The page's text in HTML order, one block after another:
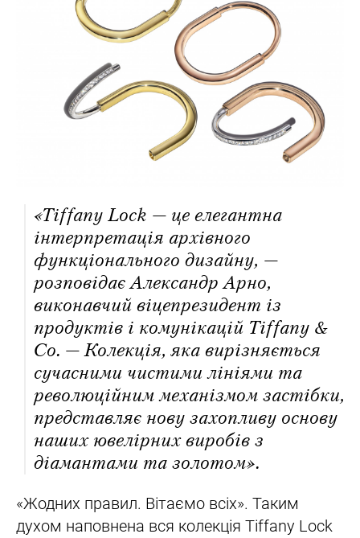
«Tiffany Lock — це елегантна
інтерпретація архівного
функціонального дизайну, —
розповідає Александр Арно,
виконавчий віцепрезидент із
продуктів і комунікацій Tiffany &
Co. — Колекція, яка вирізняється
сучасними чистими лініями та
революційним механізмом застібки,
представляє нову захопливу основу
наших ювелірних виробів з
діамантами та золотом».
«Жодних правил. Вітаємо всіх». Таким
духом наповнена вся колекція Tiffany Lock